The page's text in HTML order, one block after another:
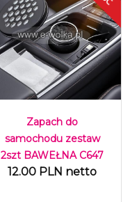
Zapach do
samochodu zestaw
2szt BAWEŁNA C647
12.00 PLN netto